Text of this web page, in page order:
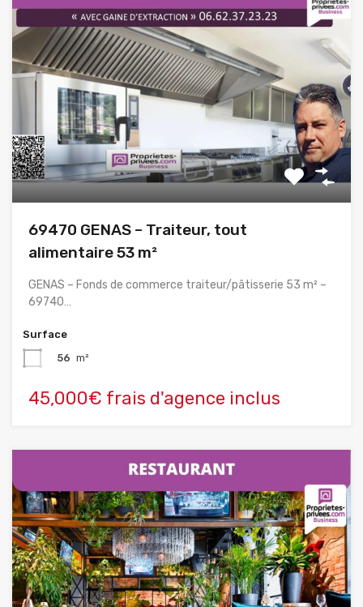
69470 GENAS – Traiteur, tout
alimentaire 53 m²
GENAS – Fonds de commerce traiteur/pâtisserie 53 m² –
69740…
Surface
56 m²
45,000€ frais d'agence inclus